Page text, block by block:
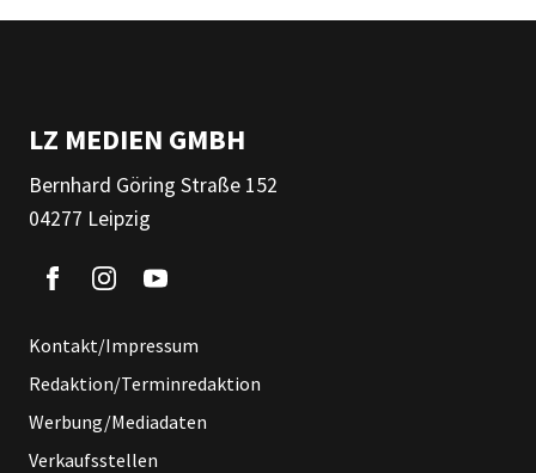
LZ MEDIEN GMBH
Bernhard Göring Straße 152
04277 Leipzig
Kontakt/Impressum
Redaktion/Terminredaktion
Werbung/Mediadaten
Verkaufsstellen